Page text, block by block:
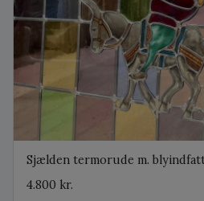
Sjælden termorude m.
4.800 kr.